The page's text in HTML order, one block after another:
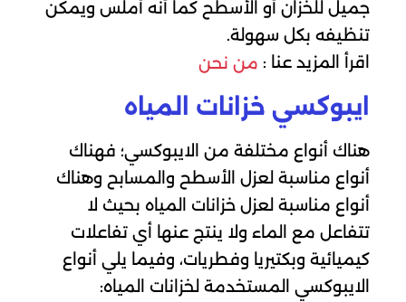
جميل للخزان أو الأسطح كما أنه أملس ويمكن
تنظيفه بكل سهولة.
اقرأ المزيد عنا : من نحن
ايبوكسي خزانات المياه
هناك أنواع مختلفة من الايبوكسي؛ فهناك
أنواع مناسبة لعزل الأسطح والمسابح وهناك
أنواع مناسبة لعزل خزانات المياه بحيث لا
تتفاعل مع الماء ولا ينتج عنها أي تفاعلات
كيميائية وبكتيريا وفطريات، وفيما يلي أنواع
الايبوكسي المستخدمة لخزانات المياه: